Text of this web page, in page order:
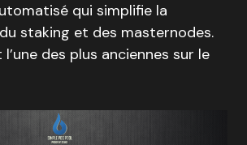
qui simplifie la
staking et des masternodes.
l’une des plus anciennes sur le